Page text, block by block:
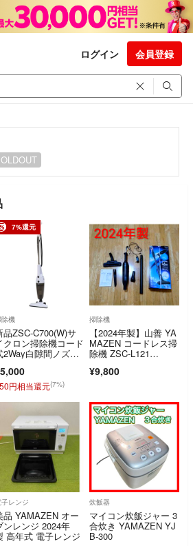
ログイン 会員登録
7%還元
機
品ZSC-C700(W)サ
クロン掃除機コード
2Way白隙間ノズル
円相当還元(7%)
掃除機
【2024年製】山善 YA
MAZEN コードレス掃
除機 ZSC-L121
¥9,800
子レンジ
品 YAMAZEN オー
ンレンジ 2024年
高年式 電子レンジ
炊飯器
マイコン炊飯ジャー 3
合炊き YAMAZEN YJ
B-300